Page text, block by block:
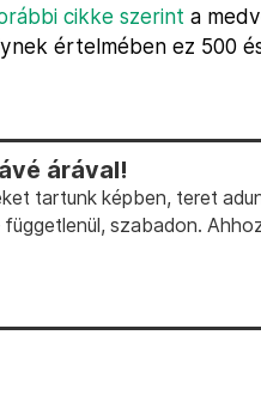
cikke szerint a
értelmében ez 500
árával!
tartunk képben, teret
szabadon.